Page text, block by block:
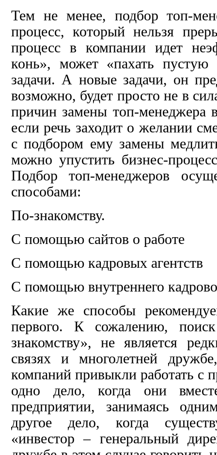
Тем не менее, подбор топ-
процесс, который нельзя
процесс в компании идет
конь», может «пахать пустую
задачи. А новые задачи, он
возможно, будет просто не в
причин замены топ-менеджера
если речь заходит о желании
с подбором ему замены
можно упустить бизнес-
Подбор топ-менеджеров
способами:
По-знакомству.
С помощью сайтов о работе
С помощью кадровых агентств
С помощью внутреннего
Какие же способы
первого. К сожалению,
знакомству», не является
связях и многолетней
компаний привыкли работать
одно дело, когда они
предприятии, занимаясь
другое дело, когда
«инвестор – генеральный